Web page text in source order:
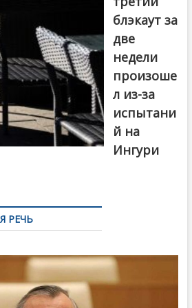
блэкаут за
две
недели
произоше
л из-за
испытани
й на
Ингури
РЕЧЬ